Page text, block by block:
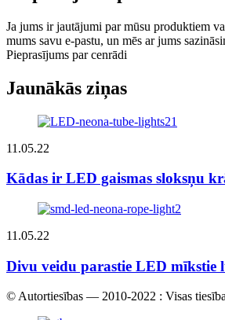
Ja jums ir jautājumi par mūsu produktiem
mums savu e-pastu, un mēs ar jums
Pieprasījums par cenrādi
Jaunākās ziņas
11.05.22
Kādas ir LED gaismas sloksņu
11.05.22
Divu veidu parastie LED mīkstie
© Autortiesības — 2010-2022 : Visas